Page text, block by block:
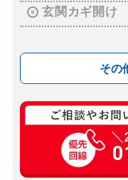
玄関カギ開け
その
玄関カギ修理
玄関カギ作成
玄関カギ交換